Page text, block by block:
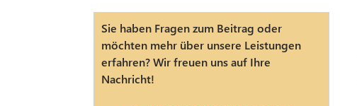
Sie haben Fragen zum Beitrag oder
möchten mehr über unsere Leistungen
erfahren? Wir freuen uns auf Ihre
Nachricht!